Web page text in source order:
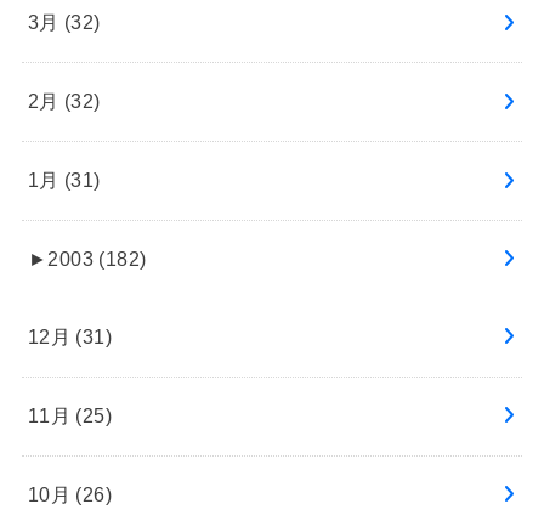
3月 (32)
2月 (32)
1月 (31)
► 2003 (182)
12月 (31)
11月 (25)
10月 (26)